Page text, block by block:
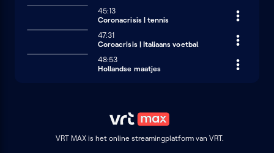
45:13
Coronacrisis | tennis
47:31
Coroacrisis | Italiaans voetbal
48:53
Hollandse maatjes
VRT MAX is het online streamingplatform van VRT.